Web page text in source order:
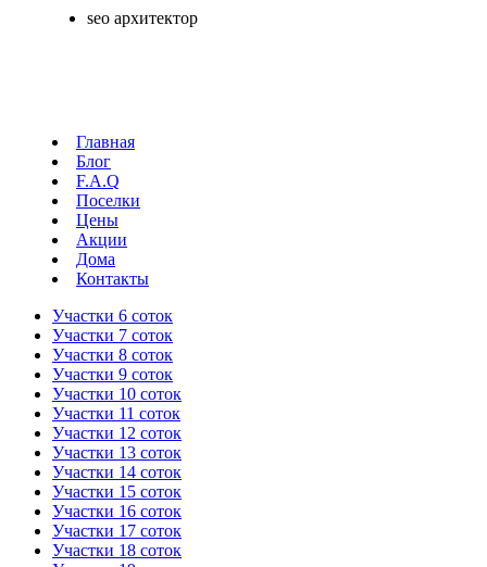
seo архитектор
Главная
Блог
F.A.Q
Поселки
Цены
Акции
Дома
Контакты
Участки 6 соток
Участки 7 соток
Участки 8 соток
Участки 9 соток
Участки 10 соток
Участки 11 соток
Участки 12 соток
Участки 13 соток
Участки 14 соток
Участки 15 соток
Участки 16 соток
Участки 17 соток
Участки 18 соток